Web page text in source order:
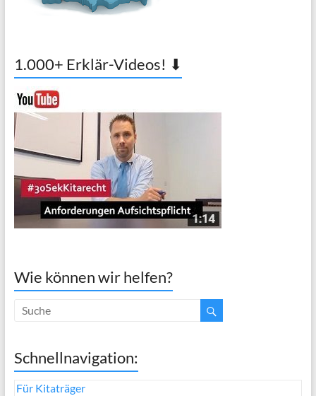
1.000+ Erklär-Videos! ⬇
Wie können wir helfen?
Schnellnavigation:
Für Kitaträger